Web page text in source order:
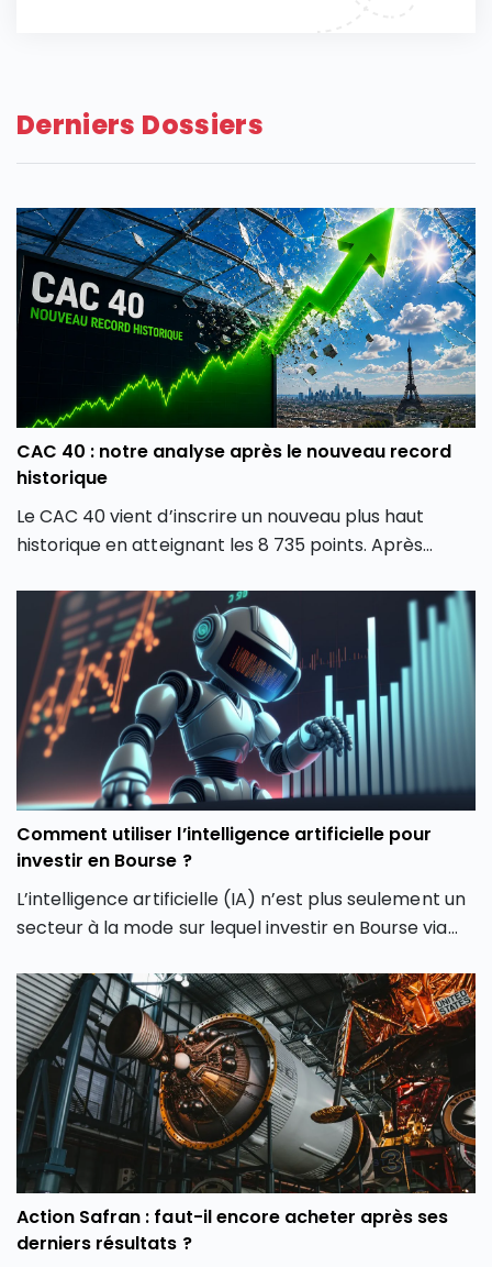
Derniers Dossiers
CAC 40 : notre analyse après le nouveau record
historique
Le CAC 40 vient d’inscrire un nouveau plus haut
historique en atteignant les 8 735 points. Après
parisien semble avoir retrouvé une dynamique
haussière en dépassant son précédent record de
février 2026. Comment expliquer cette envolée du
CAC 40 ? Quels secteurs tirent actuellement l’indice
parisien ? Et surtout, cette hausse du CAC 40 peut-
elle encore se poursuivre ou faut-il s’attendre à une
phase de consolidation ?
Comment utiliser l’intelligence artificielle pour
investir en Bourse ?
L’intelligence artificielle (IA) n’est plus seulement un
secteur à la mode sur lequel investir en Bourse via
même de notre façon d’investir en Bourse avec de
nouveaux outils et de nouvelles approches. Dans cet
article, découvrez comment l’intelligence artificielle
peut transformer votre façon d’investir en Bourse et
vous aider à mieux saisir les opportunités des
marchés.
Action Safran : faut-il encore acheter après ses
derniers résultats ?